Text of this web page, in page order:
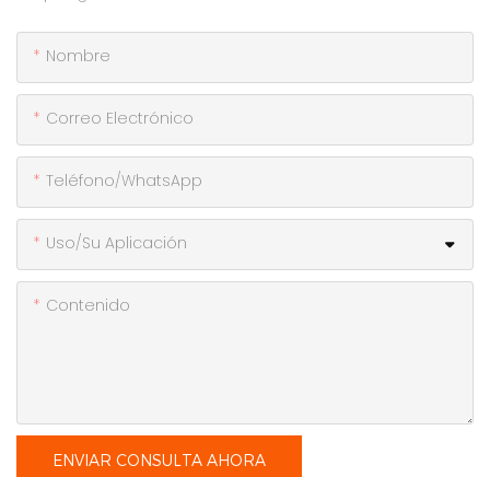
Nombre
Correo Electrónico
Teléfono/WhatsApp
Uso/Su Aplicación
Contenido
ENVIAR CONSULTA AHORA